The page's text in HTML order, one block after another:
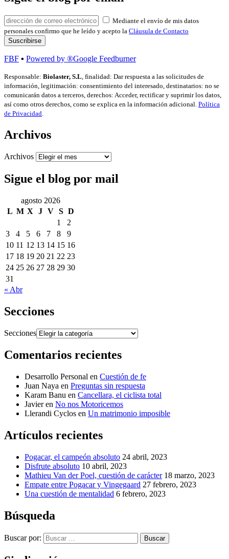
Mediante el envío de mis datos
personales confirmo que he leído y acepto la Cláusula de Contacto
FBF ▪ Powered by ®Google Feedburner
Responsable: Biolaster, S.L, finalidad: Dar respuesta a las solicitudes de
información, legitimación: consentimiento del interesado, destinatarios: no se
comunicarán datos a terceros, derechos: Acceder, rectificar y suprimir los datos,
así como otros derechos, como se explica en la información adicional. Política
de Privacidad.
Archivos
Archivos
Sigue el blog por mail
agosto 2026
L M X J V S D
1
2
3
4 5 6 7 8
9
10 11 12 13 14 15 16
17 18 19 20 21 22 23
24 25 26 27 28 29 30
31
« Abr
Secciones
Secciones
Comentarios recientes
Desarrollo Personal en Cuestión de fe
Juan Naya en Preguntas sin respuesta
Karam Banu en Cancellara, el ciclista total
Javieren No nos Motoricemos
Llerandi Cyclos en Un matrimonio imposible
Artículos recientes
Pogacar, el campeón absoluto 24 abril, 2023
Disfrute absoluto 10 abril, 2023
Mathieu Van der Poel, cuestión de carácter 18 marzo, 2023
Empate entre Pogacar y Vingegaard 27 febrero, 2023
Una cuestión de mentalidad 6 febrero, 2023
Búsqueda
Buscar por: Buscar